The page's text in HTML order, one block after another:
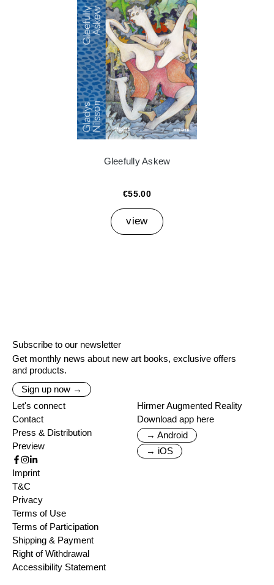
Gleefully Askew
€55.00
view
Subscribe to our newsletter
Get monthly news about new art books, exclusive offers
and products.
Sign up now →
Let's connect
Contact
Press & Distribution
Preview
Hirmer Augmented Reality
Download app here
→ Android
→ iOS
Imprint
T&C
Privacy
Terms of Use
Terms of Participation
Shipping & Payment
Right of Withdrawal
Accessibility Statement